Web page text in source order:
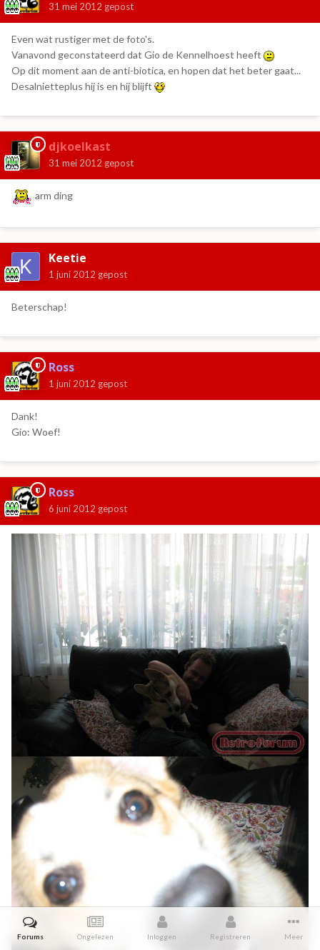
31 mei 2012 gepost
Even wat rustiger met de foto's.
Vanavond geconstateerd dat Gio de Kennelhoest heeft
Op dit moment aan de anti-biotica, en hopen dat het beter gaat...
Desalnietteplus hij is en hij blijft
djkoelkast
31 mei 2012 gepost
arm ding
Keetie
1 juni 2012 gepost
Beterschap!
Ross
1 juni 2012 gepost
Dank!
Gio: Woef!
Ross
6 juni 2012 gepost
Forums Ongelezen Inloggen Registreren Meer